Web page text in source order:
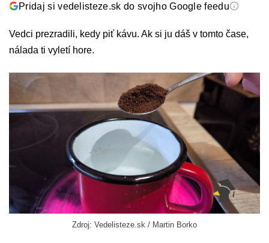
Pridaj si vedelisteze.sk do svojho Google feedu
Vedci prezradili, kedy piť kávu. Ak si ju dáš v tomto čase,
nálada ti vyletí hore.
Zdroj: Vedelisteze.sk / Martin Borko